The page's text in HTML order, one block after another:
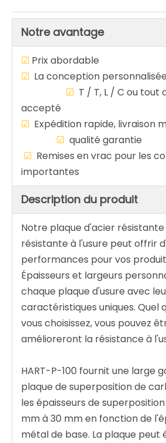
Notre avantage
☑ Prix
☑ La conception
☑ T / T, L / C ou
accepté
☑ Expédition rapide,
☑ qualité
☑ Remises en vrac pour les
importantes
Description du produit
Notre plaque d'acier
résistante à l'usure peut offrir
performances pour vos
Épaisseurs et largeurs
chaque plaque d'usure avec
caractéristiques uniques. Quel
vous choisissez, vous pouvez
amélioreront la résistance à
HART-P-100 fournit une large
plaque de superposition de
les épaisseurs de
mm à 30 mm en fonction de
métal de base. La plaque